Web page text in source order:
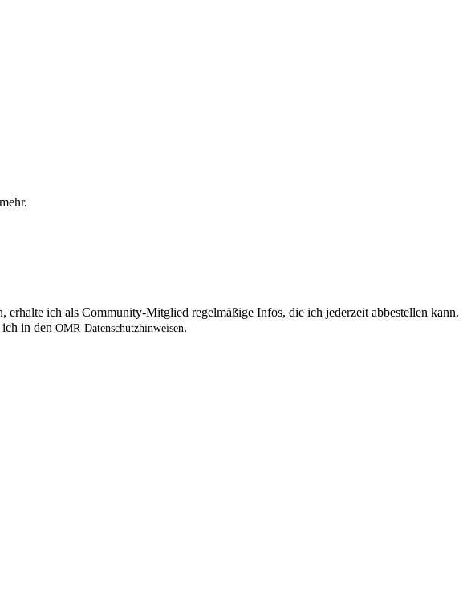
erhalte ich als Community-Mitglied regelmäßige Infos, die ich jederzeit abbestellen kann.
in den OMR-Datenschutzhinweisen.